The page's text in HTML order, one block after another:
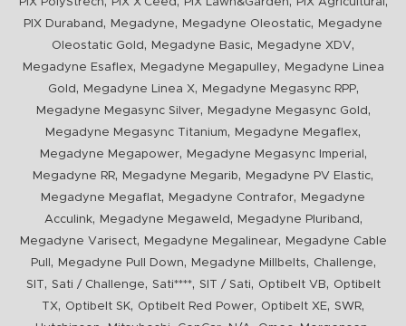
PIX Duraband , Megadyne, Megadyne Oleostatic,
Megadyne
Oleostatic Gold , Megadyne Basic, Megadyne XDV,
Megadyne Esaflex, Megadyne Megapulley,
Megadyne Linea
Gold , Megadyne Linea X, Megadyne Megasync RPP,
Megadyne Megasync Silver, Megadyne Megasync Gold ,
Megadyne Megasync Titanium, Megadyne Megaflex,
Megadyne Megapower, Megadyne Megasync Imperial ,
Megadyne RR, Megadyne Megarib, Megadyne PV Elastic,
Megadyne Megaflat, Megadyne Contrafor,
Megadyne
Acculink, Megadyne Megaweld , Megadyne Pluriband ,
Megadyne Varisect, Megadyne Megalinear,
Megadyne Cable
Pull
, Megadyne Pull Down, Megadyne Millbelts, Challenge,
SIT, Sati / Challenge, Sati****, SIT / Sati, Optibelt VB, Optibelt
TX, Optibelt SK, Optibelt Red Power, Optibelt XE, SWR,